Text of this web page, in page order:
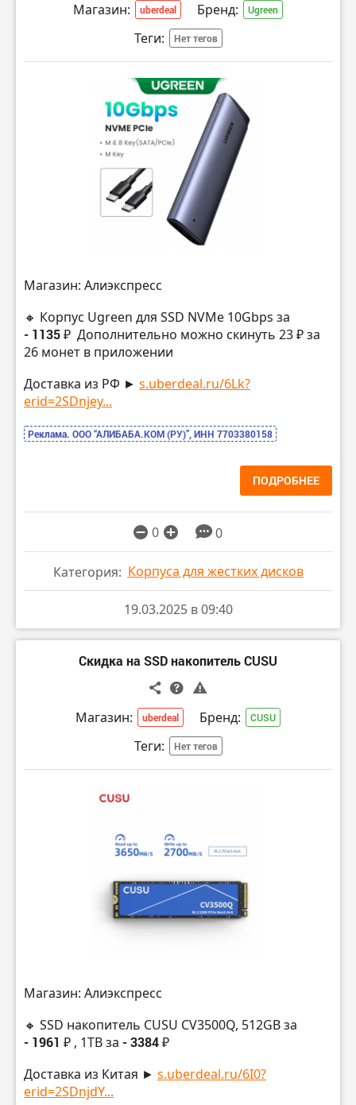
Магазин: uberdeal Бренд: Ugreen
Теги: Нет тегов
Магазин: Алиэкспресс
🔸 Корпус Ugreen для SSD NVMe 10Gbps за
- 1135 ₽ Дополнительно можно скинуть 23 ₽ за
26 монет в приложении
Доставка из РФ ► s.uberdeal.ru/6Lk?
erid=2SDnjey...
Реклама. ООО “АЛИБАБА.КОМ (РУ)”, ИНН 7703380158
ПОДРОБНЕЕ
0 0
Категория: Корпуса для жестких дисков
19.03.2025 в 09:40
Скидка на SSD накопитель CUSU
Магазин: uberdeal Бренд: CUSU
Теги: Нет тегов
Магазин: Алиэкспресс
🔸 SSD накопитель CUSU CV3500Q, 512GB за
- 1961 ₽ , 1TB за - 3384 ₽
Доставка из Китая ► s.uberdeal.ru/6I0?
erid=2SDnjdY...